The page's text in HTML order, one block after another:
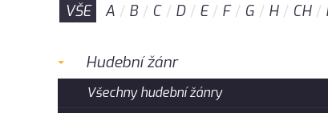
VŠE A B C D E F G H CH I
Hudební žánr
Všechny hudební žánry